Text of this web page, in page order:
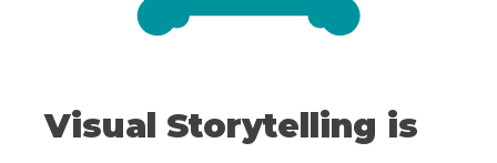
Visual Storytelling is